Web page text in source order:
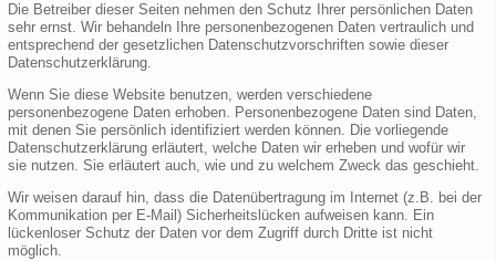
Die Betreiber dieser Seiten nehmen den Schutz Ihrer persönlichen Daten
sehr ernst. Wir behandeln Ihre personenbezogenen Daten vertraulich und
entsprechend der gesetzlichen Datenschutzvorschriften sowie dieser
Datenschutzerklärung.
Wenn Sie diese Website benutzen, werden verschiedene
personenbezogene Daten erhoben. Personenbezogene Daten sind Daten,
mit denen Sie persönlich identifiziert werden können. Die vorliegende
Datenschutzerklärung erläutert, welche Daten wir erheben und wofür wir
sie nutzen. Sie erläutert auch, wie und zu welchem Zweck das geschieht.
Wir weisen darauf hin, dass die Datenübertragung im Internet (z.B. bei der
Kommunikation per E-Mail) Sicherheitslücken aufweisen kann. Ein
lückenloser Schutz der Daten vor dem Zugriff durch Dritte ist nicht
möglich.